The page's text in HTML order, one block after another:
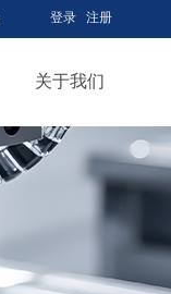
关于我们
登录 注册